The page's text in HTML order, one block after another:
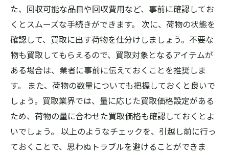
た、回収可能な品目や回収費用など、事前に確認してお
くとスムーズな手続きができます。 次に、荷物の状態を
確認して、買取に出す荷物を仕分けしましょう。不要な
物も買取してもらえるので、買取対象となるアイテムが
ある場合は、業者に事前に伝えておくことを推奨しま
す。 また、荷物の数量についても把握しておくと良いで
しょう。買取業界では、量に応じた買取価格設定がある
ため、荷物の量に合わせた買取価格も確認しておくとよ
いでしょう。 以上のようなチェックを、引越し前に行っ
ておくことで、思わぬトラブルを避けることができま